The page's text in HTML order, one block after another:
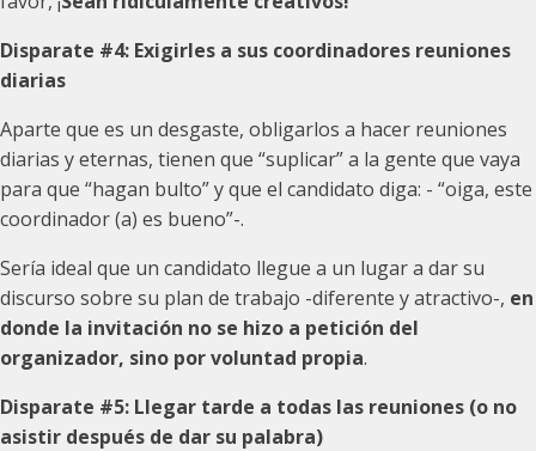
Disparate #4: Exigirles a sus coordinadores reuniones
diarias
Aparte que es un desgaste, obligarlos a hacer reuniones
diarias y eternas, tienen que “suplicar” a la gente que vaya
para que “hagan bulto” y que el candidato diga: - “oiga, este
coordinador (a) es bueno”-.
Sería ideal que un candidato llegue a un lugar a dar su
discurso sobre su plan de trabajo -diferente y atractivo-, en
donde la invitación no se hizo a petición del
organizador, sino por voluntad propia.
Disparate #5: Llegar tarde a todas las reuniones (o no
asistir después de dar su palabra)